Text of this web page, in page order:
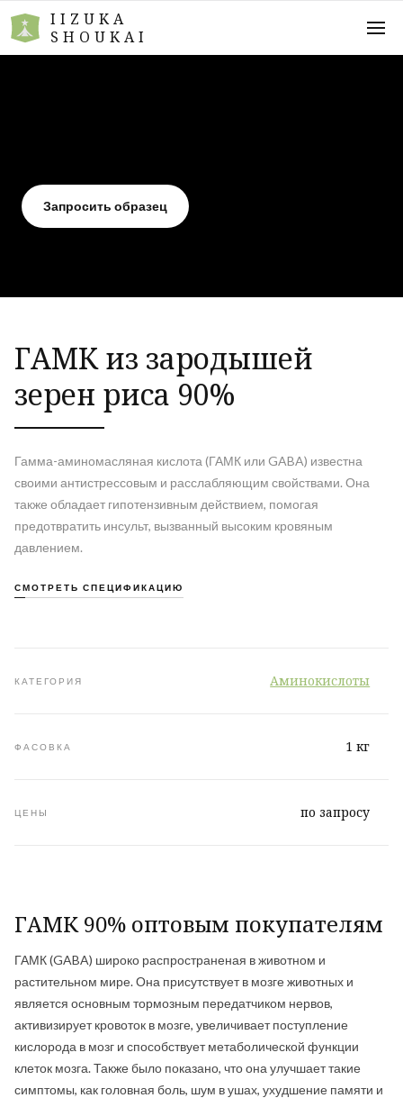
IIZUKA
SHOUKAI
Запросить образец
ГАМК из зародышей
зерен риса 90%
Гамма-аминомасляная кислота (ГАМК или GABA) известна
своими антистрессовым и расслабляющим свойствами. Она
также обладает гипотензивным действием, помогая
предотвратить инсульт, вызванный высоким кровяным
давлением.
СМОТРЕТЬ СПЕЦИФИКАЦИЮ
КАТЕГОРИЯ Аминокислоты
ФАСОВКА 1 кг
ЦЕНЫ по запросу
ГАМК 90% оптовым покупателям
ГАМК (GABA) широко распространеная в животном и
растительном мире. Она присутствует в мозге животных и
является основным тормозным передатчиком нервов,
активизирует кровоток в мозге, увеличивает поступление
кислорода в мозг и способствует метаболической функции
клеток мозга. Также было показано, что она улучшает такие
симптомы, как головная боль, шум в ушах, ухудшение памяти и